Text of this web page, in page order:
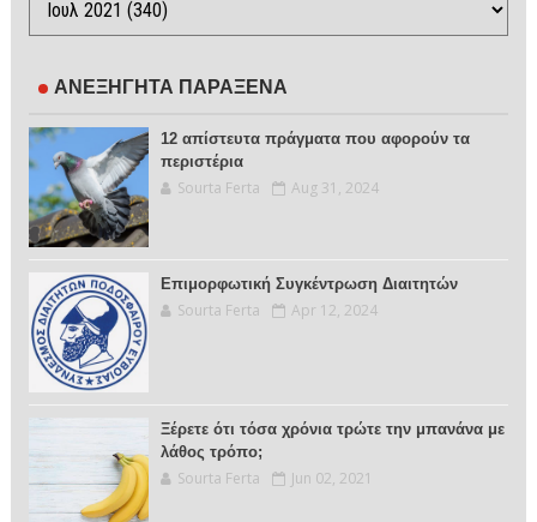
ΑΝΕΞΗΓΗΤΑ ΠΑΡΑΞΕΝΑ
12 απίστευτα πράγματα που αφορούν τα
περιστέρια
Sourta Ferta Aug 31, 2024
Επιμορφωτική Συγκέντρωση Διαιτητών
Sourta Ferta Apr 12, 2024
Ξέρετε ότι τόσα χρόνια τρώτε την μπανάνα με
λάθος τρόπο;
Sourta Ferta Jun 02, 2021